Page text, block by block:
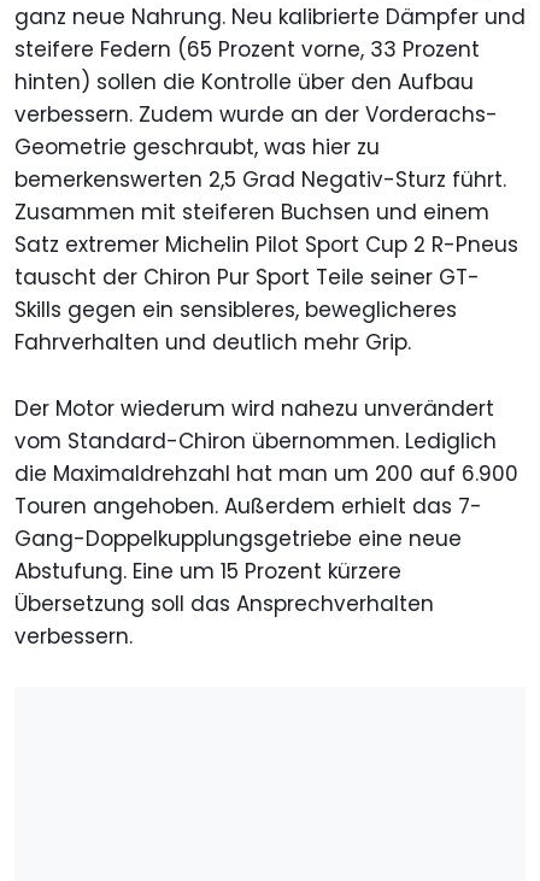
ganz neue Nahrung. Neu kalibrierte Dämpfer und
steifere Federn (65 Prozent vorne, 33 Prozent
hinten) sollen die Kontrolle über den Aufbau
verbessern. Zudem wurde an der Vorderachs-
Geometrie geschraubt, was hier zu
bemerkenswerten 2,5 Grad Negativ-Sturz führt.
Zusammen mit steiferen Buchsen und einem
Satz extremer Michelin Pilot Sport Cup 2 R-Pneus
tauscht der Chiron Pur Sport Teile seiner GT-
Skills gegen ein sensibleres, beweglicheres
Fahrverhalten und deutlich mehr Grip.
Der Motor wiederum wird nahezu unverändert
vom Standard-Chiron übernommen. Lediglich
die Maximaldrehzahl hat man um 200 auf 6.900
Touren angehoben. Außerdem erhielt das 7-
Gang-Doppelkupplungsgetriebe eine neue
Abstufung. Eine um 15 Prozent kürzere
Übersetzung soll das Ansprechverhalten
verbessern.